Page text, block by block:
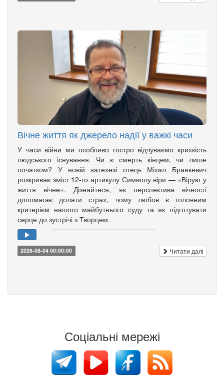
Вічне життя як джерело надії у важкі часи
У часи війни ми особливо гостро відчуваємо крихкість
людського існування. Чи є смерть кінцем, чи лише
початком? У новій катехезі отець Міхал Бранкевич
розкриває зміст 12-го артикулу Символу віри — «Вірую у
життя вічне». Дізнайтеся, як перспектива вічності
допомагає долати страх, чому любов є головним
критерієм нашого майбутнього суду та як підготувати
серце до зустрічі з Творцем.
2026-08-04 00:00:00 Читати далі
Соціальні мережі